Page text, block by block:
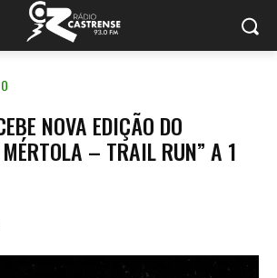
NOVA EDIÇÃO DO
– TRAIL RUN” A 1